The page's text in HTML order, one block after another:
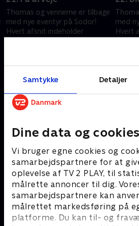
Samtykke Detaljer
Dine data og cookies
Vi bruger egne cookies og
samarbejdspartnere for at
oplevelse af TV 2 PLAY, til
målrette annoncer til dig.
samarbejdspartnere kan
målrettet markedsføring på
platforme. Du kan til- og
Thomas og vennerne er tilbage
med nye eventyr på Sodor!
Hvert afsnit indeholder
med
Hvert
5.
Gurli Gris
Børneserier • 4 sæsoner